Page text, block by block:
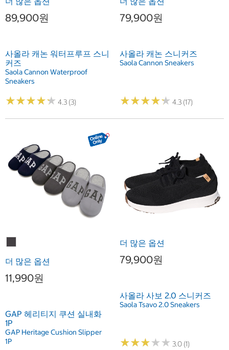
89,900원
사올라 캐논 워터프루프 스니
커즈
Saola Cannon Waterproof
Sneakers
★★★★★
★★★★★ 4.3 (3)
79,900원
사올라 캐논 스니커즈
Saola Cannon Sneakers
★★★★★
★★★★★ 4.3 (17)
더 많은 옵션
11,990원
GAP 헤리티지 쿠션 실내화
1P
GAP Heritage Cushion Slipper
1P
더 많은 옵션
79,900원
사올라 사보 2.0 스니커즈
Saola Tsavo 2.0 Sneakers
★★★★★
★★★★★ 3.0 (1)